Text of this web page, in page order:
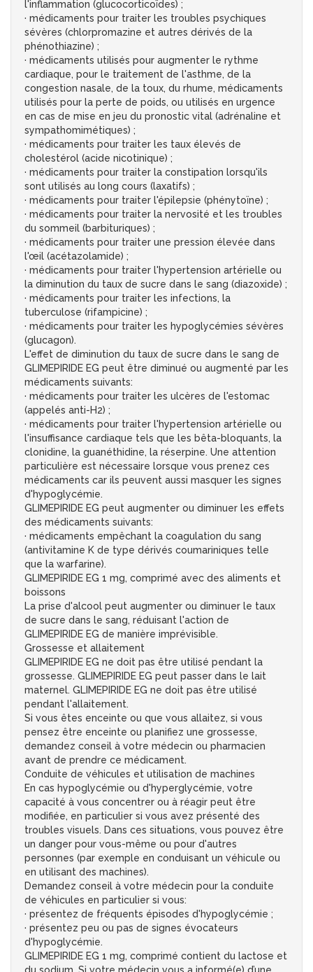
l'inflammation (glucocorticoïdes) ;
· médicaments pour traiter les troubles psychiques
sévères (chlorpromazine et autres dérivés de la
phénothiazine) ;
· médicaments utilisés pour augmenter le rythme
cardiaque, pour le traitement de l'asthme, de la
congestion nasale, de la toux, du rhume, médicaments
utilisés pour la perte de poids, ou utilisés en urgence
en cas de mise en jeu du pronostic vital (adrénaline et
sympathomimétiques) ;
· médicaments pour traiter les taux élevés de
cholestérol (acide nicotinique) ;
· médicaments pour traiter la constipation lorsqu'ils
sont utilisés au long cours (laxatifs) ;
· médicaments pour traiter l'épilepsie (phénytoïne) ;
· médicaments pour traiter la nervosité et les troubles
du sommeil (barbituriques) ;
· médicaments pour traiter une pression élevée dans
l'œil (acétazolamide) ;
· médicaments pour traiter l'hypertension artérielle ou
la diminution du taux de sucre dans le sang (diazoxide) ;
· médicaments pour traiter les infections, la
tuberculose (rifampicine) ;
· médicaments pour traiter les hypoglycémies sévères
(glucagon).
L'effet de diminution du taux de sucre dans le sang de
GLIMEPIRIDE EG peut être diminué ou augmenté par les
médicaments suivants:
· médicaments pour traiter les ulcères de l'estomac
(appelés anti-H2) ;
· médicaments pour traiter l'hypertension artérielle ou
l'insuffisance cardiaque tels que les bêta-bloquants, la
clonidine, la guanéthidine, la réserpine. Une attention
particulière est nécessaire lorsque vous prenez ces
médicaments car ils peuvent aussi masquer les signes
d'hypoglycémie.
GLIMEPIRIDE EG peut augmenter ou diminuer les effets
des médicaments suivants:
· médicaments empêchant la coagulation du sang
(antivitamine K de type dérivés coumariniques telle
que la warfarine).
GLIMEPIRIDE EG 1 mg, comprimé avec des aliments et
boissons
La prise d'alcool peut augmenter ou diminuer le taux
de sucre dans le sang, réduisant l'action de
GLIMEPIRIDE EG de manière imprévisible.
Grossesse et allaitement
GLIMEPIRIDE EG ne doit pas être utilisé pendant la
grossesse. GLIMEPIRIDE EG peut passer dans le lait
maternel. GLIMEPIRIDE EG ne doit pas être utilisé
pendant l'allaitement.
Si vous êtes enceinte ou que vous allaitez, si vous
pensez être enceinte ou planifiez une grossesse,
demandez conseil à votre médecin ou pharmacien
avant de prendre ce médicament.
Conduite de véhicules et utilisation de machines
En cas hypoglycémie ou d'hyperglycémie, votre
capacité à vous concentrer ou à réagir peut être
modifiée, en particulier si vous avez présenté des
troubles visuels. Dans ces situations, vous pouvez être
un danger pour vous-même ou pour d'autres
personnes (par exemple en conduisant un véhicule ou
en utilisant des machines).
Demandez conseil à votre médecin pour la conduite
de véhicules en particulier si vous:
· présentez de fréquents épisodes d'hypoglycémie ;
· présentez peu ou pas de signes évocateurs
d'hypoglycémie.
GLIMEPIRIDE EG 1 mg, comprimé contient du lactose et